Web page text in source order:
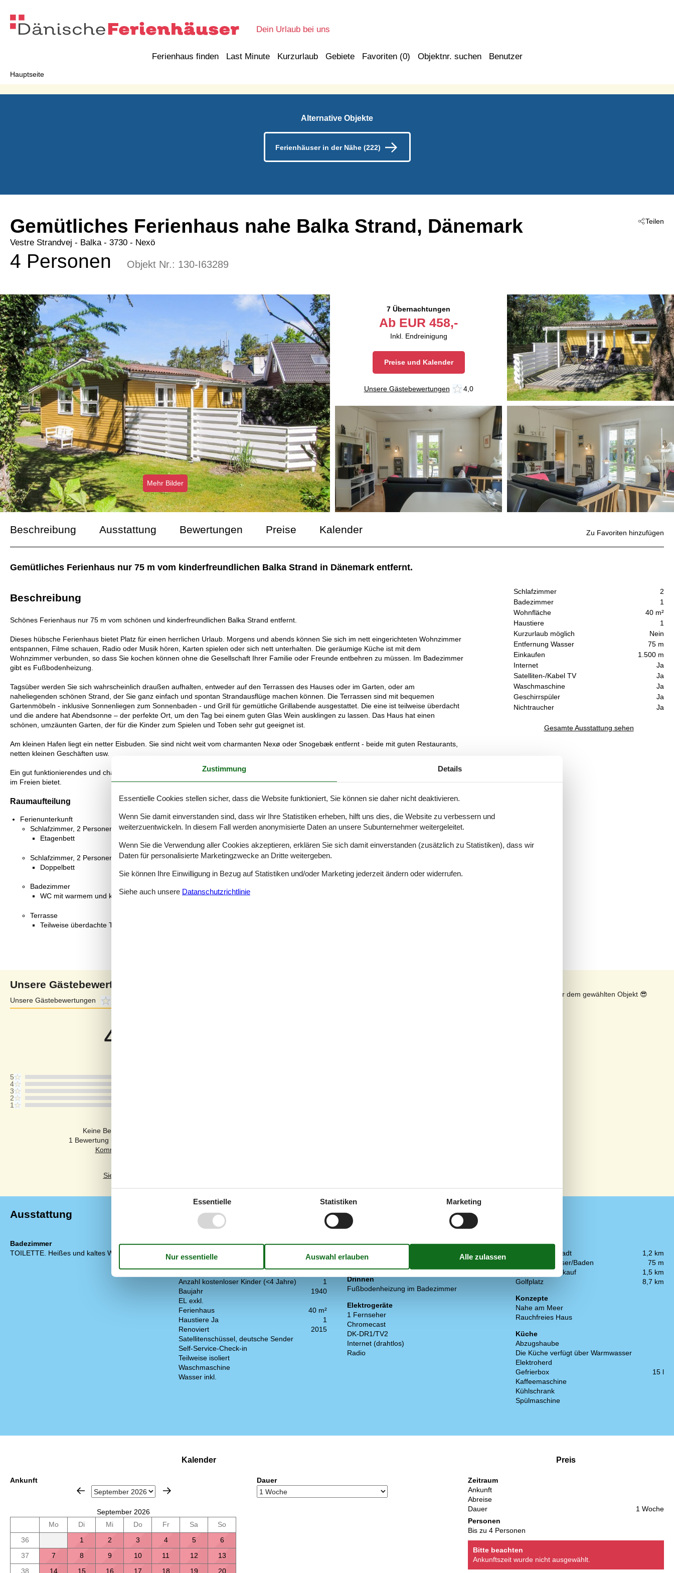
Dein Urlaub bei uns
Ferienhaus finden Last Minute Kurzurlaub Gebiete Favoriten (0) Objektnr. suchen Benutzer
Hauptseite
Alternative Objekte
Ferienhäuser in der Nähe (222)
Teilen
Gemütliches Ferienhaus nahe Balka Strand, Dänemark
Vestre Strandvej - Balka - 3730 - Nexö
4 Personen Objekt Nr.: 130-I63289
Mehr Bilder
7 Übernachtungen
Ab EUR 458,-
Inkl. Endreinigung
Preise und Kalender
Unsere Gästebewertungen 4,0
Beschreibung Ausstattung Bewertungen Preise Kalender
Gemütliches Ferienhaus nur 75 m vom kinderfreundlichen Balka Strand in Dänemark entfernt.
Schlafzimmer
2
Badezimmer
1
Wohnfläche
40 m²
Haustiere
1
Kurzurlaub möglich
Nein
Entfernung Wasser
75 m
Einkaufen
1.500 m
Internet
Ja
Satelliten-/Kabel TV
Ja
Waschmaschine
Ja
Geschirrspüler
Ja
Nichtraucher
Ja
Gesamte Ausstattung sehen
Zu Favoriten hinzufügen
Beschreibung
Schönes Ferienhaus nur 75 m vom schönen und kinderfreundlichen Balka Strand entfernt.
Dieses hübsche Ferienhaus bietet Platz für einen herrlichen Urlaub. Morgens und abends können Sie sich im nett eingerichteten Wohnzimmer
entspannen, Filme schauen, Radio oder Musik hören, Karten spielen oder sich nett unterhalten. Die geräumige Küche ist mit dem
Wohnzimmer verbunden, so dass Sie kochen können ohne die Gesellschaft Ihrer Familie oder Freunde entbehren zu müssen. Im Badezimmer
gibt es Fußbodenheizung.
Tagsüber werden Sie sich wahrscheinlich draußen aufhalten, entweder auf den Terrassen des Hauses oder im Garten, oder am
naheliegenden schönen Strand, der Sie ganz einfach und spontan Strandausflüge machen können. Die Terrassen sind mit bequemen
Gartenmöbeln - inklusive Sonnenliegen zum Sonnenbaden - und Grill für gemütliche Grillabende ausgestattet. Die eine ist teilweise überdacht
und die andere hat Abendsonne – der perfekte Ort, um den Tag bei einem guten Glas Wein ausklingen zu lassen. Das Haus hat einen
schönen, umzäunten Garten, der für die Kinder zum Spielen und Toben sehr gut geeignet ist.
Am kleinen Hafen liegt ein netter Eisbuden. Sie sind nicht weit vom charmanten Nexø oder Snogebæk entfernt - beide mit guten Restaurants,
netten kleinen Geschäften usw.
Ein gut funktionierendes und charmantes Ferienhaus, das mit seiner sehr schönen Lage reiche Möglichkeiten für einen wunderbaren Urlaub
im Freien bietet.
Raumaufteilung
Ferienunterkunft
Schlafzimmer, 2 Personen
Etagenbett
Schlafzimmer, 2 Personen
Doppelbett
Badezimmer
WC mit warmem und kaltem Wasser, Dusche
Terrasse
Teilweise überdachte Terrasse
Unsere Gästebewertungen
Unsere Gästebewertungen
4,0
5
4
3
2
1
Keine Bewertungen haben Kommentare auf Deutsch
1 Bewertung hat einen Kommentar in einer anderen Sprache.
Siehe stattdessen 1 externe Bewertung.
Sonnenstand über dem gewählten Objekt 😎
Ausstattung
Badezimmer
TOILETTE. Heißes und kaltes Wasser
Diverse
Anzahl Haustiere
Anzahl Kinderbetten
1
Anzahl kostenloser Kinder (<4 Jahre)
1
Baujahr
1940
EL exkl.
Ferienhaus
40 m²
Haustiere Ja
1
Renoviert
2015
Satellitenschüssel, deutsche Sender
Self-Service-Check-in
Teilweise isoliert
Waschmaschine
Wasser inkl.
Draußen
Gartenmöbel
Drinnen
Fußbodenheizung im Badezimmer
Elektrogeräte
1 Fernseher
Chromecast
DK-DR1/TV2
Internet (drahtlos)
Radio
In der Nähe
Die nächste Stadt
1,2 km
Entf. zum Wasser/Baden
75 m
Entfernung Einkauf
1,5 km
Golfplatz
8,7 km
Konzepte
Nahe am Meer
Rauchfreies Haus
Küche
Abzugshaube
Die Küche verfügt über Warmwasser
Elektroherd
Gefrierbox
15 l
Kaffeemaschine
Kühlschrank
Spülmaschine
Kalender
Ankunft
September 2026
Mo
Di Mi Do Fr Sa
So
36
1 2 3 4 5
6
37
7 8 9 10 11 12
13
38
14 15 16 17 18 19
20
Dauer
Preis
Zeitraum
Ankunft
Abreise
Dauer
1 Woche
Personen
Bis zu 4 Personen
Bitte beachten
Ankunftszeit wurde nicht ausgewählt.
Zustimmung Details
Essentielle Cookies stellen sicher, dass die Website funktioniert, Sie können sie daher nicht deaktivieren.
Wenn Sie damit einverstanden sind, dass wir Ihre Statistiken erheben, hilft uns dies, die Website zu verbessern und
weiterzuentwickeln. In diesem Fall werden anonymisierte Daten an unsere Subunternehmer weitergeleitet.
Wenn Sie die Verwendung aller Cookies akzeptieren, erklären Sie sich damit einverstanden (zusätzlich zu Statistiken), dass wir
Daten für personalisierte Marketingzwecke an Dritte weitergeben.
Sie können Ihre Einwilligung in Bezug auf Statistiken und/oder Marketing jederzeit ändern oder widerrufen.
Siehe auch unsere Datanschutzrichtlinie
Essentielle Statistiken Marketing